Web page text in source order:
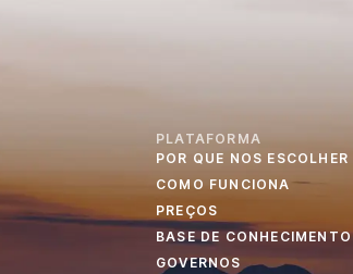
PLATAFORMA
POR QUE NOS ESCOLHER
COMO FUNCIONA
PREÇOS
BASE DE CONHECIMENTO
GOVERNOS